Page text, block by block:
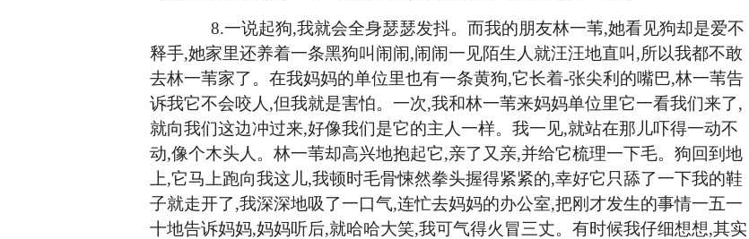
8.一说起狗,我就会全身瑟瑟发抖。而我的朋友林一苇,她看见狗却是爱不
释手,她家里还养着一条黑狗叫闹闹,闹闹一见陌生人就汪汪地直叫,所以我都不敢
去林一苇家了。在我妈妈的单位里也有一条黄狗,它长着-张尖利的嘴巴,林一苇告
诉我它不会咬人,但我就是害怕。一次,我和林一苇来妈妈单位里它一看我们来了,
就向我们这边冲过来,好像我们是它的主人一样。我一见,就站在那儿吓得一动不
动,像个木头人。林一苇却高兴地抱起它,亲了又亲,并给它梳理一下毛。狗回到地
上,它马上跑向我这儿,我顿时毛骨悚然拳头握得紧紧的,幸好它只舔了一下我的鞋
子就走开了,我深深地吸了一口气,连忙去妈妈的办公室,把刚才发生的事情一五一
十地告诉妈妈,妈妈听后,就哈哈大笑,我可气得火冒三丈。有时候我仔细想想,其实